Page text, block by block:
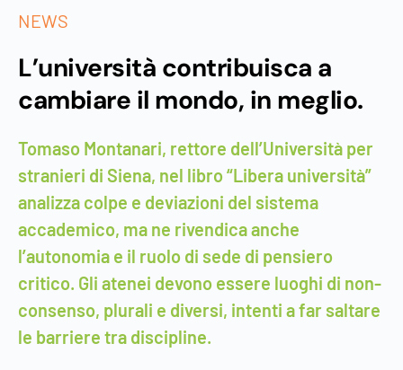
NEWS
L’università contribuisca a
cambiare il mondo, in meglio.
Tomaso Montanari, rettore dell’Università per
stranieri di Siena, nel libro “Libera università”
analizza colpe e deviazioni del sistema
accademico, ma ne rivendica anche
l’autonomia e il ruolo di sede di pensiero
critico. Gli atenei devono essere luoghi di non-
consenso, plurali e diversi, intenti a far saltare
le barriere tra discipline.